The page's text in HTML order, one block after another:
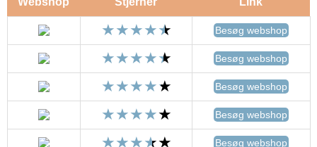
Besøg webshop
Besøg webshop
Besøg webshop
Besøg webshop
Besøg webshop